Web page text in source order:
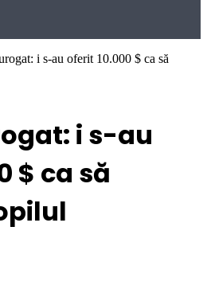
i s-au oferit 10.000 $ ca să
i s-au
$ ca să